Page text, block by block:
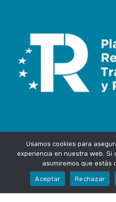
Design byAgencia Marketing
Usamos cookies para
experiencia en nuestra web. Si
asumiremos que estás
Aceptar
Rechazar